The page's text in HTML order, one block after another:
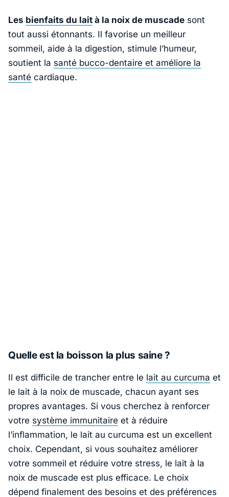
Les bienfaits du lait à la noix de muscade sont
tout aussi étonnants. Il favorise un meilleur
sommeil, aide à la digestion, stimule l’humeur,
soutient la santé bucco-dentaire et améliore la
santé cardiaque.
Quelle est la boisson la plus saine ?
Il est difficile de trancher entre le lait au curcuma et
le lait à la noix de muscade, chacun ayant ses
propres avantages. Si vous cherchez à renforcer
votre système immunitaire et à réduire
l’inflammation, le lait au curcuma est un excellent
choix. Cependant, si vous souhaitez améliorer
votre sommeil et réduire votre stress, le lait à la
noix de muscade est plus efficace. Le choix
dépend finalement des besoins et des préférences